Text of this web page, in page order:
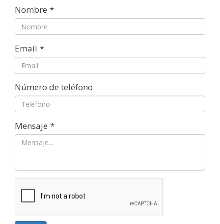
Nombre *
Email *
Número de teléfono
Mensaje *